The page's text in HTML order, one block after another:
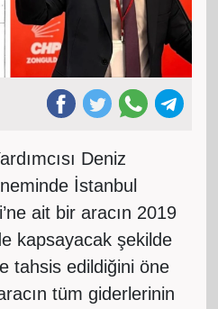
Deniz
İstanbul
ait bir aracın 2019
kapsayacak şekilde
tahsis edildiğini öne
tüm giderlerinin